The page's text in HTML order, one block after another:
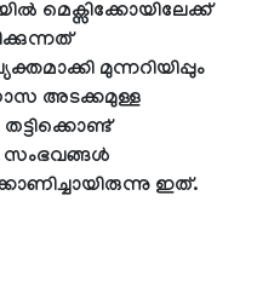
മെക്സിക്കോയിലേക്ക്
മുന്നറിയിപ്പും
അടക്കമുള്ള
ഇത്.